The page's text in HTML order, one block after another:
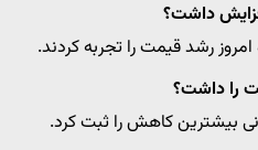
داشت؟
رشد قیمت را تجربه کردند.
را داشت؟